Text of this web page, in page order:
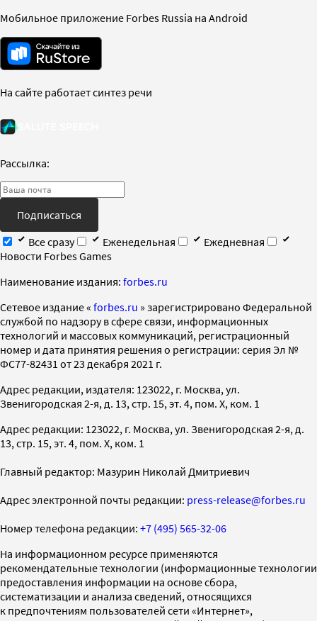
Мобильное приложение Forbes Russia на Android
На сайте работает синтез речи
Рассылка:
Подписаться
Все сразу
Еженедельная
Ежедневная
Новости Forbes Games
Наименование издания: forbes.ru
Cетевое издание « forbes.ru » зарегистрировано Федеральной
службой по надзору в сфере связи, информационных
технологий и массовых коммуникаций, регистрационный
номер и дата принятия решения о регистрации: серия Эл №
ФС77-82431 от 23 декабря 2021 г.
Адрес редакции, издателя: 123022, г. Москва, ул.
Звенигородская 2-я, д. 13, стр. 15, эт. 4, пом. X, ком. 1
Адрес редакции: 123022, г. Москва, ул. Звенигородская 2-я, д.
13, стр. 15, эт. 4, пом. X, ком. 1
Главный редактор: Мазурин Николай Дмитриевич
Адрес электронной почты редакции: press-release@forbes.ru
Номер телефона редакции: +7 (495) 565-32-06
На информационном ресурсе применяются
рекомендательные технологии (информационные технологии
предоставления информации на основе сбора,
систематизации и анализа сведений, относящихся
к предпочтениям пользователей сети «Интернет»,